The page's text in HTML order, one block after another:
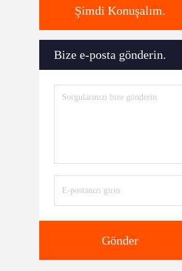
Şimdi Konuşalım.
Bize e-posta gönderin.
Gönder